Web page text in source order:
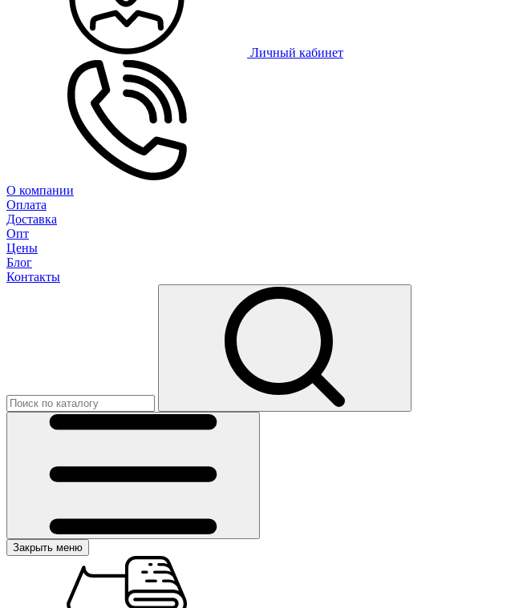
Личный кабинет
О компании
Оплата
Доставка
Опт
Цены
Блог
Контакты
Закрыть меню